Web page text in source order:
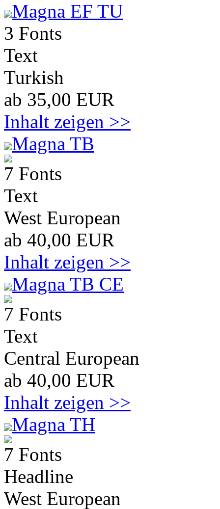
Magna EF TU
3 Fonts
Text
Turkish
ab 35,00 EUR
Inhalt zeigen >>
Magna TB
7 Fonts
Text
West European
ab 40,00 EUR
Inhalt zeigen >>
Magna TB CE
7 Fonts
Text
Central European
ab 40,00 EUR
Inhalt zeigen >>
Magna TH
7 Fonts
Headline
West European